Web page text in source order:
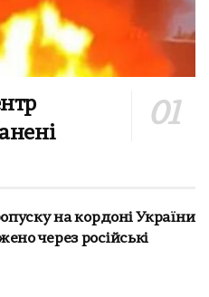
на кордоні України
через російські